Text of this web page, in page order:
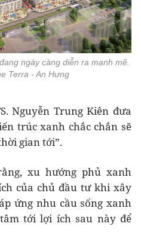
ngày càng diễn ra mạnh mẽ.
Terra - An Hưng
Nguyễn Trung Kiên đưa
trúc xanh chắc chắn sẽ
gian tới”.
xu hướng phủ xanh
của chủ đầu tư khi xây
ứng nhu cầu sống xanh
tới lợi ích sau này để